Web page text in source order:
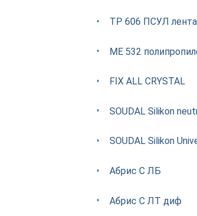
TP 606 ПСУЛ лента
ME 532
FIX ALL CRYSTAL
SOUDAL Silikon
SOUDAL Silikon
Абрис С ЛБ
Абрис С ЛТ диф